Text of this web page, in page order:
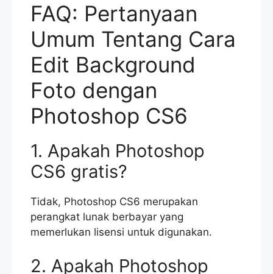
FAQ: Pertanyaan
Umum Tentang Cara
Edit Background
Foto dengan
Photoshop CS6
1. Apakah Photoshop
CS6 gratis?
Tidak, Photoshop CS6 merupakan
perangkat lunak berbayar yang
memerlukan lisensi untuk digunakan.
2. Apakah Photoshop